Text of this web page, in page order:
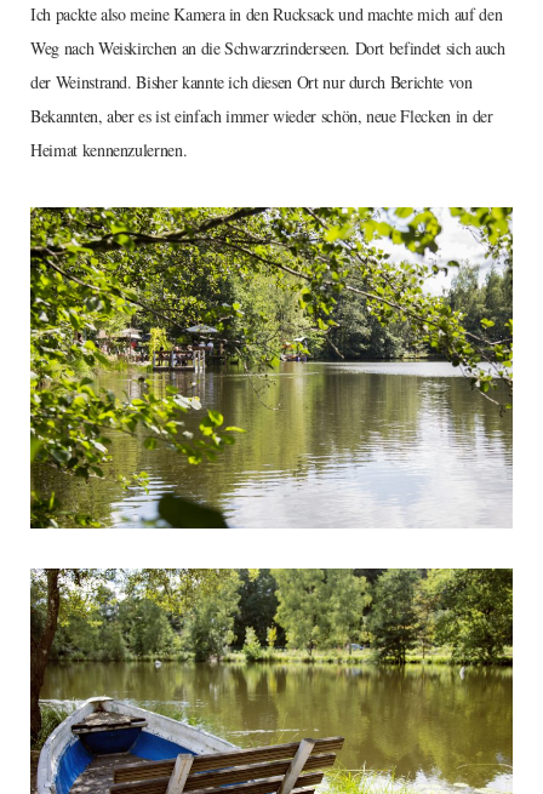
Ich packte also meine Kamera in den Rucksack und machte mich auf den
Weg nach Weiskirchen an die Schwarzrinderseen. Dort befindet sich auch
der Weinstrand. Bisher kannte ich diesen Ort nur durch Berichte von
Bekannten, aber es ist einfach immer wieder schön, neue Flecken in der
Heimat kennenzulernen.